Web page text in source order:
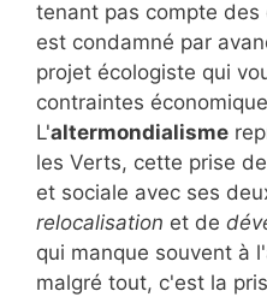
tenant pas compte
est condamné par
projet écologiste qui
contraintes
L'altermondialisme
les Verts, cette prise
et sociale avec ses
relocalisation et de
qui manque souvent à
malgré tout, c'est la